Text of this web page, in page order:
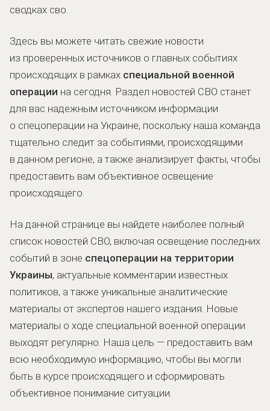
сводках сво.
Здесь вы можете читать свежие новости
из проверенных источников о главных событиях
происходящих в рамках специальной военной
операции на сегодня. Раздел новостей СВО станет
для вас надежным источником информации
о спецоперации на Украине, поскольку наша команда
тщательно следит за событиями, происходящими
в данном регионе, а также анализирует факты, чтобы
предоставить вам объективное освещение
происходящего.
На данной странице вы найдете наиболее полный
список новостей СВО, включая освещение последних
событий в зоне спецоперации на территории
Украины, актуальные комментарии известных
политиков, а также уникальные аналитические
материалы от экспертов нашего издания. Новые
материалы о ходе специальной военной операции
выходят регулярно. Наша цель — предоставить вам
всю необходимую информацию, чтобы вы могли
быть в курсе происходящего и сформировать
объективное понимание ситуации.